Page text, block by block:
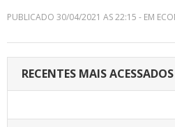
PUBLICADO 30/04/2021 AS 22:15 - EM
RECENTES MAIS ACESSADOS